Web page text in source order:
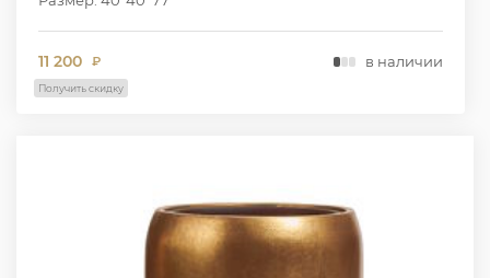
11 200 ₽ в наличии
Получить скидку